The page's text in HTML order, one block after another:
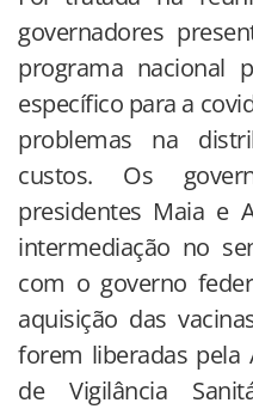
governadores
programa nacional
específico para a
problemas na
custos. Os
presidentes Maia e
intermediação no
com o governo
aquisição das
forem liberadas pela
de Vigilância